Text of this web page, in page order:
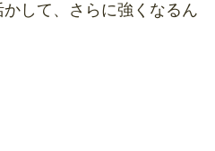
して、さらに強くなるん